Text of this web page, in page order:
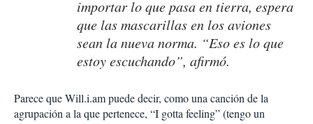
importar lo que pasa en tierra, espera
que las mascarillas en los aviones
sean la nueva norma. “Eso es lo que
estoy escuchando”, afirmó.
Parece que Will.i.am puede decir, como una canción de la
agrupación a la que pertenece, “I gotta feeling” (tengo un